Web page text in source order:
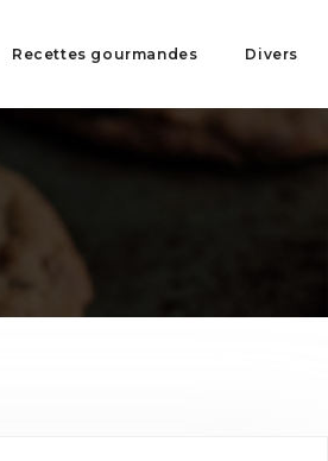
Recettes gourmandes Divers